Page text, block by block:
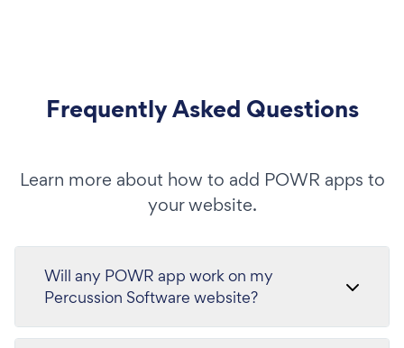
Frequently Asked Questions
Learn more about how to add POWR apps to
your website.
Will any POWR app work on my
Percussion Software website?